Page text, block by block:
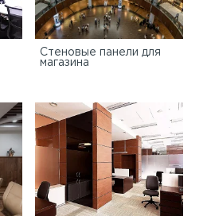
Стеновые панели для
магазина